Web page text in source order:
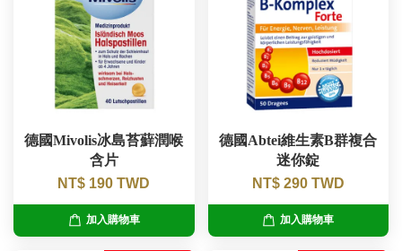
德國Mivolis冰島苔蘚潤喉
含片
NT$ 190 TWD
加入購物車
德國Abtei維生素B群複合
迷你錠
NT$ 290 TWD
加入購物車